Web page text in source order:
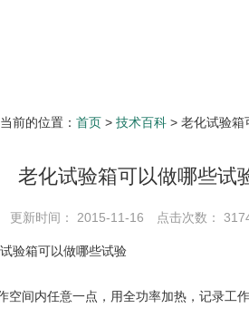
前的位置： 首页 > 技术百科 > 老化试验箱
老化试验箱可以做哪些试
更新时间： 2015-11-16 点击次数：
哪些试验
空间内任意一点，用全功率加热，记录工